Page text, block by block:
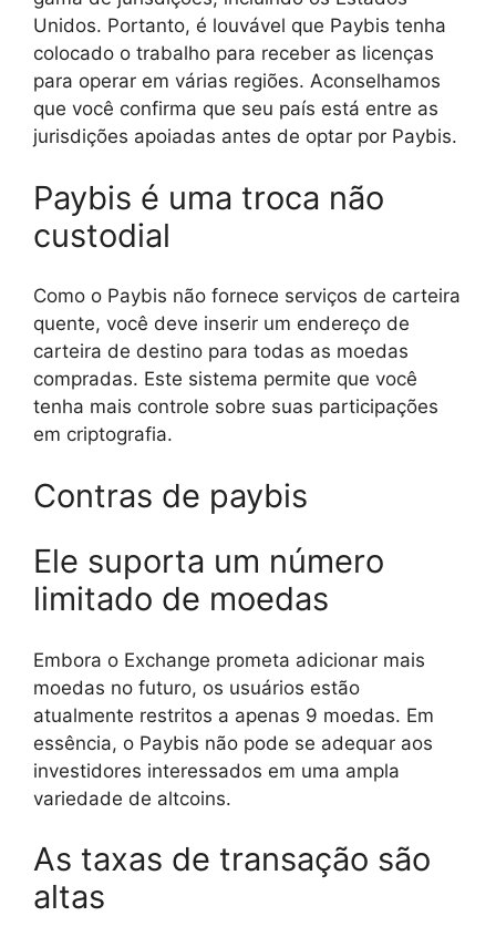
Unidos. Portanto, é louvável que Paybis tenha
colocado o trabalho para receber as licenças
para operar em várias regiões. Aconselhamos
que você confirma que seu país está entre as
jurisdições apoiadas antes de optar por Paybis.
Paybis é uma troca não
custodial
Como o Paybis não fornece serviços de carteira
quente, você deve inserir um endereço de
carteira de destino para todas as moedas
compradas. Este sistema permite que você
tenha mais controle sobre suas participações
em criptografia.
Contras de paybis
Ele suporta um número
limitado de moedas
Embora o Exchange prometa adicionar mais
moedas no futuro, os usuários estão
atualmente restritos a apenas 9 moedas. Em
essência, o Paybis não pode se adequar aos
investidores interessados em uma ampla
variedade de altcoins.
As taxas de transação são
altas